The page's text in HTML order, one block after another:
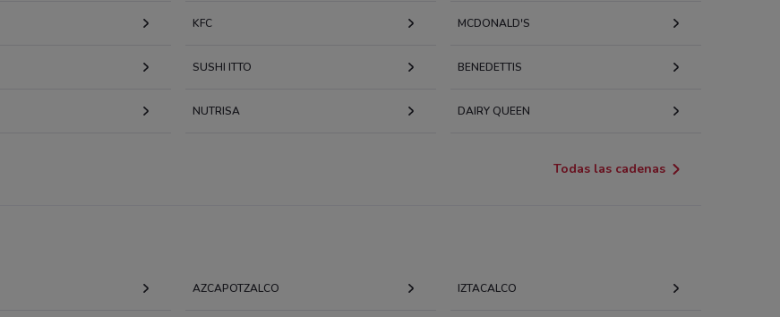
KFC MCDONALD'S
SUSHI ITTO BENEDETTIS
NUTRISA DAIRY QUEEN
Todas las cadenas
AZCAPOTZALCO IZTACALCO